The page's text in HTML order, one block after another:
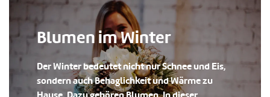
Blumen im Winter
Der Winter bedeutet nicht nur Schnee und Eis,
sondern auch Behaglichkeit und Wärme zu